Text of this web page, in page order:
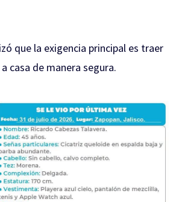
que la exigencia principal es traer
casa de manera segura.